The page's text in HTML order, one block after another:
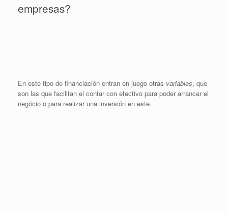
empresas?
En este tipo de financiación entran en juego otras variables, que
son las que facilitan el contar con efectivo para poder arrancar el
negócio o para realizar una inversión en este.